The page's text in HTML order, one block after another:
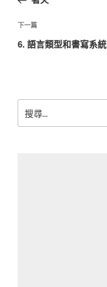
導
覽
文
章
下
一
下一篇
6. 語言類型和書寫系統
尋